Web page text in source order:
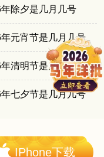
除夕是几月几号
元宵节是几月几号
清明节是几月几号
七夕节是几月几号
IPhone下载